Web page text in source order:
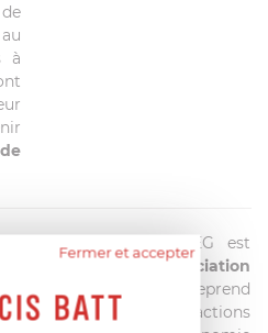
à
quelques années, SMEG est
association
qui entreprend
de 3 décennies des actions
Fermer et accepter